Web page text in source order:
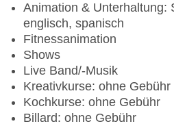
Radsport: Fahrrad:
Tennis: Sandplatz: ca. 15
15 EUR, Tennisunterricht:
Schlägerverleih
Animation & Unterhaltung:
englisch, spanisch
Fitnessanimation
Shows
Live Band/-Musik
Kreativkurse: ohne Gebühr
Kochkurse: ohne Gebühr
Billard: ohne Gebühr